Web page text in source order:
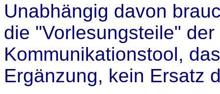
Unabhängig davon
die "Vorlesungsteile"
Kommunikationstool,
Ergänzung, kein Ersatz